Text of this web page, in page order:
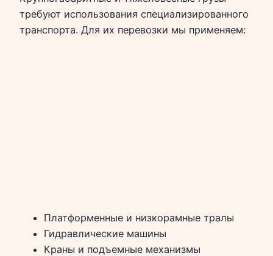
требуют использования специализированного
транспорта. Для их перевозки мы применяем:
Платформенные и низкорамные тралы
Гидравлические машины
Краны и подъемные механизмы